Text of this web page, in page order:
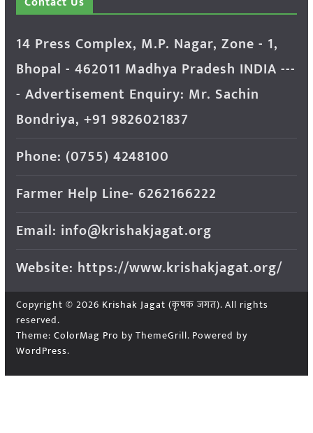
14 Press Complex, M.P. Nagar, Zone - 1,
Bhopal - 462011 Madhya Pradesh INDIA ---
- Advertisement Enquiry: Mr. Sachin
Bondriya, +91 9826021837
Phone: (0755) 4248100
Farmer Help Line- 6262166222
Email: info@krishakjagat.org
Website: https://www.krishakjagat.org/
Copyright © 2026 Krishak Jagat (कृषक जगत). All rights
reserved.
Theme: ColorMag Pro by ThemeGrill. Powered by
WordPress.